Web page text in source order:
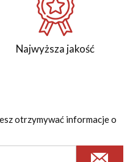
Najwyższa jakość
otrzymywać informacje o